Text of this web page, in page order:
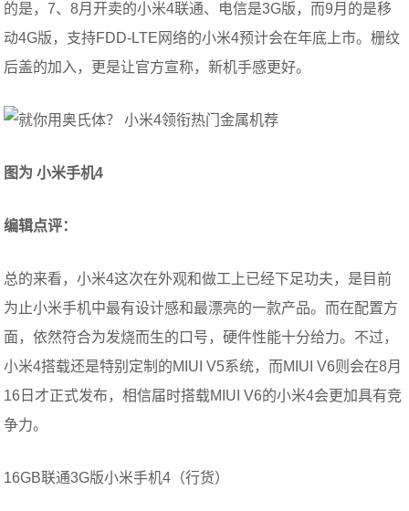
的是，7、8月开卖的小米4联通、电信是3G版，而9月的是移
动4G版，支持FDD-LTE网络的小米4预计会在年底上市。栅纹
后盖的加入，更是让官方宣称，新机手感更好。
图为 小米手机4
编辑点评：
总的来看，小米4这次在外观和做工上已经下足功夫，是目前
为止小米手机中最有设计感和最漂亮的一款产品。而在配置方
面，依然符合为发烧而生的口号，硬件性能十分给力。不过，
小米4搭载还是特别定制的MIUI V5系统，而MIUI V6则会在8月
16日才正式发布，相信届时搭载MIUI V6的小米4会更加具有竞
争力。
16GB联通3G版小米手机4（行货）